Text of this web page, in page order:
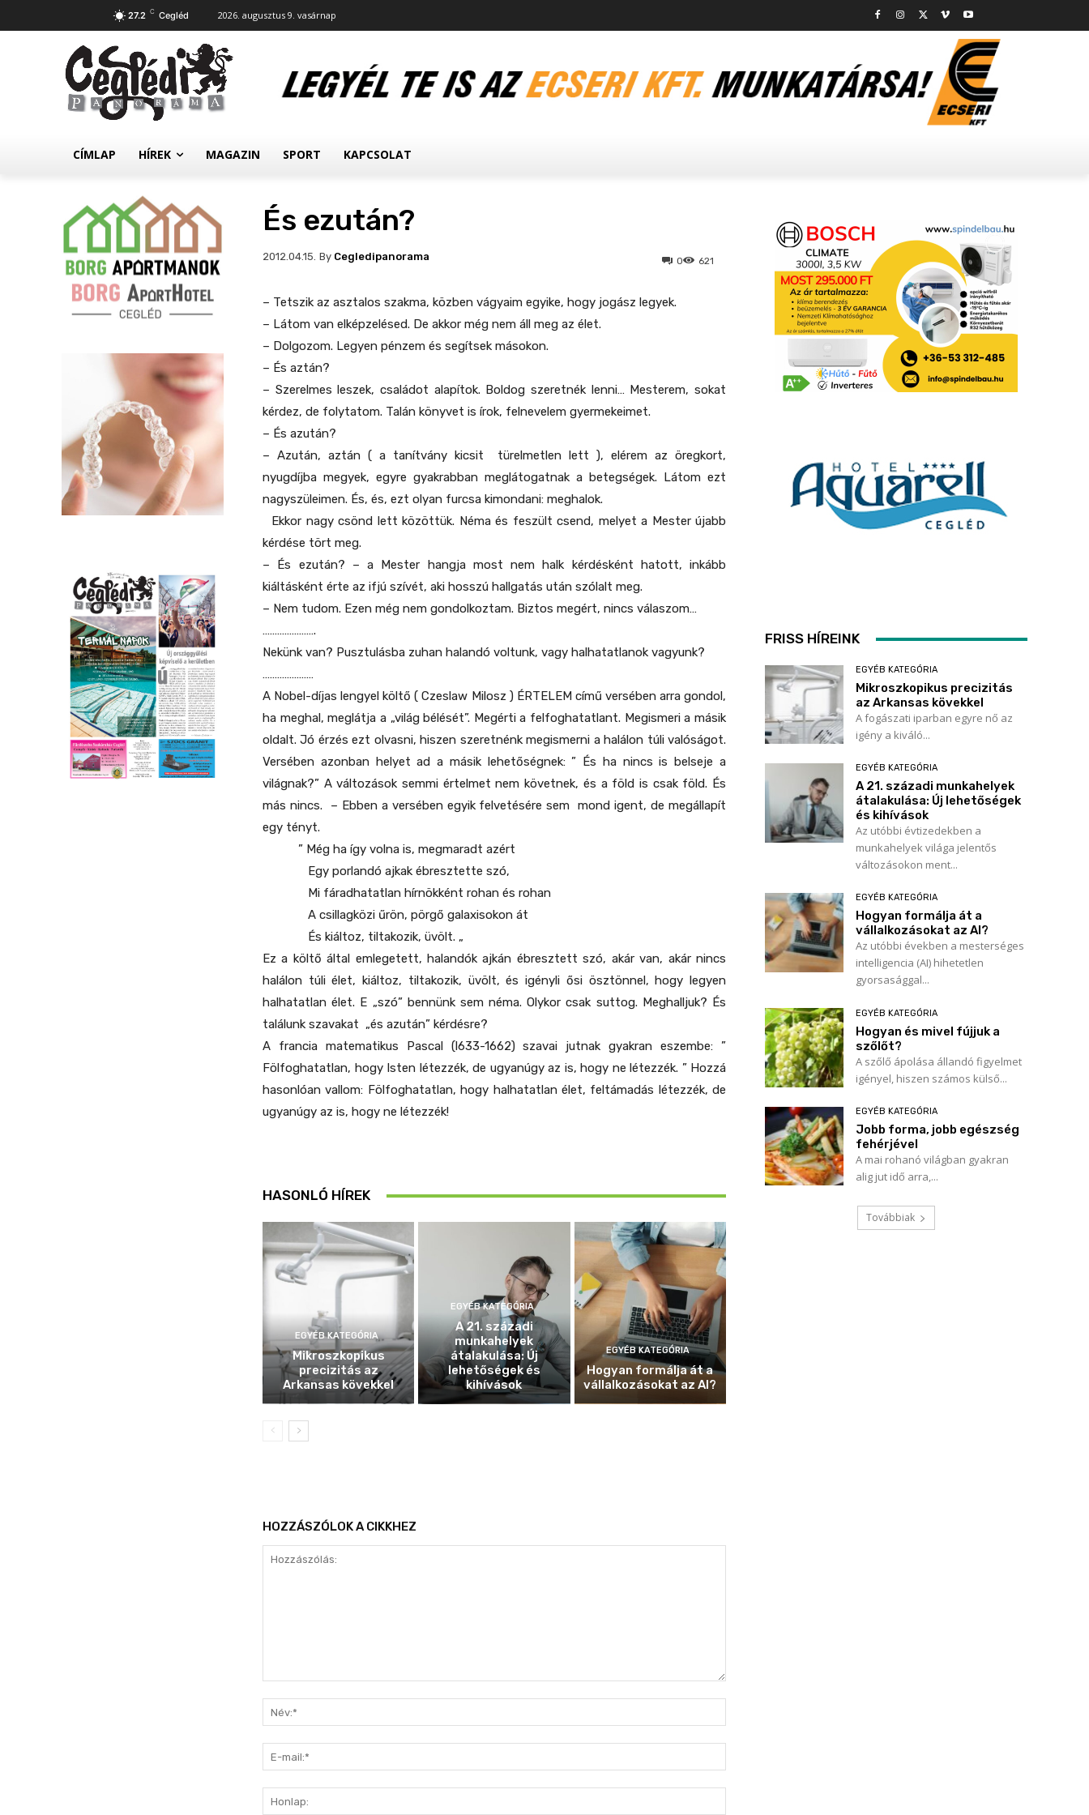
27.2 C Cegléd 2026. augusztus 9. vasárnap
CÍMLAP HÍREK MAGAZIN SPORT KAPCSOLAT
És ezután?
2012.04.15. 621
0
By Cegledipanorama
– Tetszik az asztalos szakma, közben vágyaim egyike, hogy jogász legyek.
– Látom van elképzelésed. De akkor még nem áll meg az élet.
– Dolgozom. Legyen pénzem és segítsek másokon.
– És aztán?
– Szerelmes leszek, családot alapítok. Boldog szeretnék lenni… Mesterem, sokat
kérdez, de folytatom. Talán könyvet is írok, felnevelem gyermekeimet.
– És azután?
– Azután, aztán ( a tanítvány kicsit türelmetlen lett ), elérem az öregkort,
nyugdíjba megyek, egyre gyakrabban meglátogatnak a betegségek. Látom ezt
nagyszüleimen. És, és, ezt olyan furcsa kimondani: meghalok.
Ekkor nagy csönd lett közöttük. Néma és feszült csend, melyet a Mester újabb
kérdése tört meg.
– És ezután? – a Mester hangja most nem halk kérdésként hatott, inkább
kiáltásként érte az ifjú szívét, aki hosszú hallgatás után szólalt meg.
– Nem tudom. Ezen még nem gondolkoztam. Biztos megért, nincs válaszom…
………………….
Nekünk van? Pusztulásba zuhan halandó voltunk, vagy halhatatlanok vagyunk?
…………………
A Nobel-díjas lengyel költő ( Czeslaw Milosz ) ÉRTELEM című versében arra gondol,
ha meghal, meglátja a „világ bélését”. Megérti a felfoghatatlant. Megismeri a másik
oldalt. Jó érzés ezt olvasni, hiszen szeretnénk megismerni a halálon túli valóságot.
Versében azonban helyet ad a másik lehetőségnek: ” És ha nincs is belseje a
világnak?” A változások semmi értelmet nem követnek, és a föld is csak föld. És
más nincs. – Ebben a versében egyik felvetésére sem mond igent, de megállapít
egy tényt.
” Még ha így volna is, megmaradt azért
Egy porlandó ajkak ébresztette szó,
Mi fáradhatatlan hírnökként rohan és rohan
A csillagközi űrön, pörgő galaxisokon át
És kiáltoz, tiltakozik, üvölt. „
Ez a költő által emlegetett, halandók ajkán ébresztett szó, akár van, akár nincs
halálon túli élet, kiáltoz, tiltakozik, üvölt, és igényli ősi ösztönnel, hogy legyen
halhatatlan élet. E „szó” bennünk sem néma. Olykor csak suttog. Meghalljuk? És
találunk szavakat „és azután” kérdésre?
A francia matematikus Pascal (l633-1662) szavai jutnak gyakran eszembe: ”
Fölfoghatatlan, hogy Isten létezzék, de ugyanúgy az is, hogy ne létezzék. ” Hozzá
hasonlóan vallom: Fölfoghatatlan, hogy halhatatlan élet, feltámadás létezzék, de
ugyanúgy az is, hogy ne létezzék!
HASONLÓ HÍREK
EGYÉB KATEGÓRIA
Mikroszkopikus
precizitás az
Arkansas kövekkel
EGYÉB KATEGÓRIA
A 21. századi
munkahelyek
átalakulása: Új
lehetőségek és
kihívások
EGYÉB KATEGÓRIA
Hogyan formálja át a
vállalkozásokat az AI?
HOZZÁSZÓLOK A CIKKHEZ
mail:*
FRISS HÍREINK
EGYÉB KATEGÓRIA
Mikroszkopikus precizitás
az Arkansas kövekkel
A fogászati iparban egyre nő az
igény a kiváló...
EGYÉB KATEGÓRIA
A 21. századi munkahelyek
átalakulása: Új lehetőségek
és kihívások
Az utóbbi évtizedekben a
munkahelyek világa jelentős
változásokon ment...
EGYÉB KATEGÓRIA
Hogyan formálja át a
vállalkozásokat az AI?
Az utóbbi években a mesterséges
intelligencia (AI) hihetetlen
gyorsasággal...
EGYÉB KATEGÓRIA
Hogyan és mivel fújjuk a
szőlőt?
A szőlő ápolása állandó figyelmet
igényel, hiszen számos külső...
EGYÉB KATEGÓRIA
Jobb forma, jobb egészség
fehérjével
A mai rohanó világban gyakran
alig jut idő arra,...
Továbbiak